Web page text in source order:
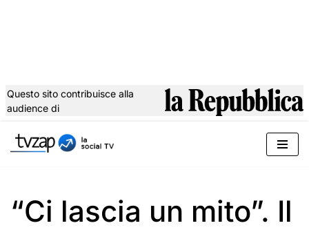
al
Questo sito contribuisce alla
audience di
“Ci lascia un mito”. Il